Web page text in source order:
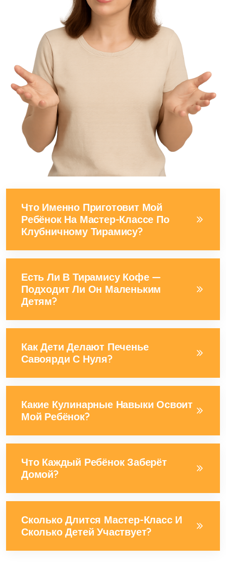
Что Именно Приготовит Мой
Ребёнок На Мастер-Классе По
Клубничному Тирамису?
Есть Ли В Тирамису Кофе —
Подходит Ли Он Маленьким
Детям?
Как Дети Делают Печенье
Савоярди С Нуля?
Какие Кулинарные Навыки Освоит
Мой Ребёнок?
Что Каждый Ребёнок Заберёт
Домой?
Сколько Длится Мастер-Класс И
Сколько Детей Участвует?